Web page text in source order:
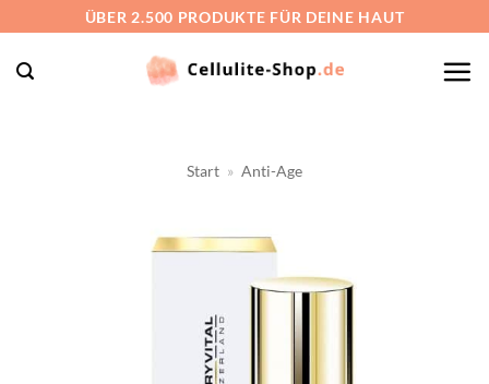
springen
ÜBER 2.500 PRODUKTE FÜR DEINE HAUT
Start » Anti-Age